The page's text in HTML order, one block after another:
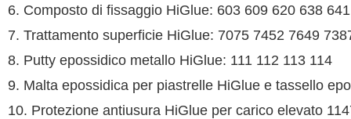
6. Composto di fissaggio HiGlue: 603 609 620 638
7. Trattamento superficie HiGlue: 7075 7452 7649
8. Putty epossidico metallo HiGlue: 111 112 113 114
9. Malta epossidica per piastrelle HiGlue e tassello
10. Protezione antiusura HiGlue per carico elevato